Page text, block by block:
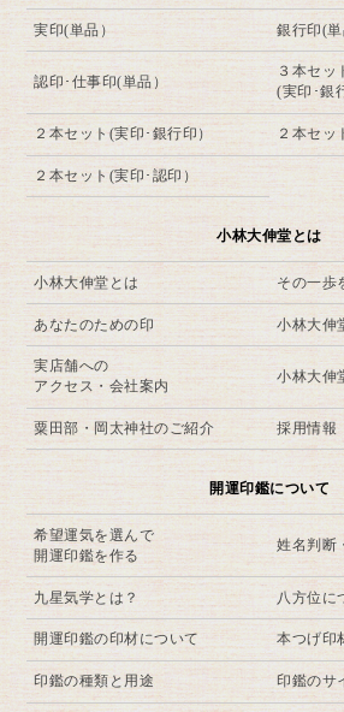
実印(単品） 銀行印(単
認印･仕事印(単品）
３本セッ
(実印･銀
２本セット(実印･銀行印） ２本セッ
２本セット(実印･認印）
小林大伸堂とは
小林大伸堂とは その一歩
あなたのための印 小林大伸
実店舗への
アクセス・会社案内
小林大伸
粟田部・岡太神社のご紹介 採用情報
開運印鑑について
希望運気を選んで
開運印鑑を作る
姓名判断
九星気学とは？ 八方位に
開運印鑑の印材について 本つげ印
印鑑の種類と用途 印鑑のサ